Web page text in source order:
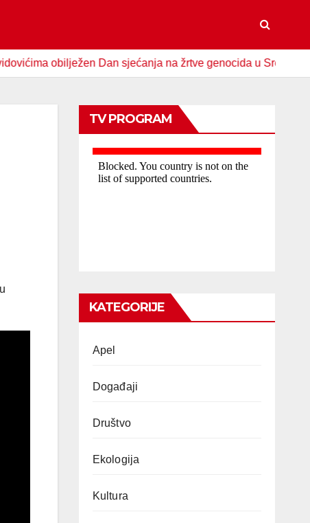
obilježen Dan sjećanja na žrtve genocida u Srebrenici
TV PROGRAM
KATEGORIJE
Apel
Događaji
Društvo
Ekologija
Kultura